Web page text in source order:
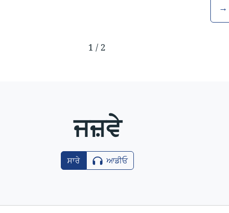
1 / 2
ਜਜ਼ਵੇ
ਸਾਰੇ ਆਡੀਓ